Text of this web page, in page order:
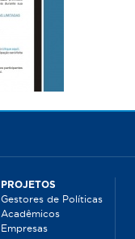
PROJETOS
Gestores de Políticas
Acadêmicos
Empresas